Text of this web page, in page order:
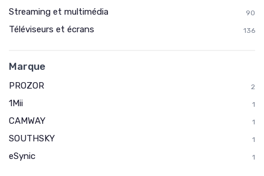
Streaming et multimédia 90
Téléviseurs et écrans 136
Marque
PROZOR 2
1Mii 1
CAMWAY 1
SOUTHSKY 1
eSynic 1